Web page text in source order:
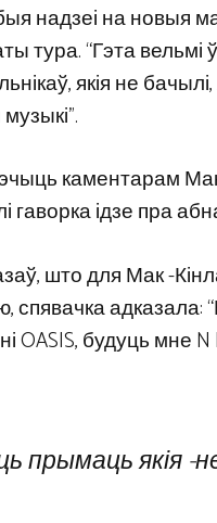
надзеі на новыя
“Гэта вельмі
якія не
каментарам
ідзе пра
што для Мак -
адказала:
OASIS, будуць мне
прымаць якія